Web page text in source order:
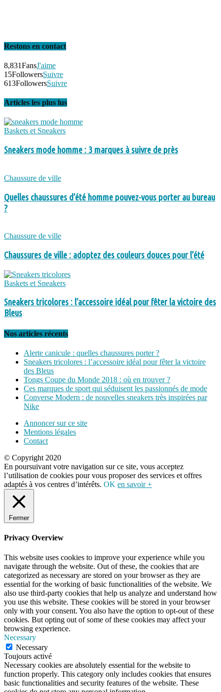
Restons en contact
8,831FansJ'aime
15FollowersSuivre
613FollowersSuivre
Articles les plus lus
Baskets et Sneakers
Sneakers mode homme : 3 marques à suivre de près
Chaussure de ville
Quelles chaussures d’été homme pouvez-vous porter au bureau
?
Chaussure de ville
Chaussures de ville : adoptez des couleurs douces pour l’été
Baskets et Sneakers
Sneakers tricolores : l’accessoire idéal pour fêter la victoire des
Bleus
Nos articles récents
Alerte canicule : quelles chaussures porter ?
Sneakers tricolores : l’accessoire idéal pour fêter la victoire
des Bleus
Tongs Coupe du Monde 2018 : où en trouver ?
Ces marques de sport qui séduisent les passionnés de mode
Converse Modern : de nouvelles sneakers très inspirées par
Nike
Annoncer sur ce site
Mentions légales
Contact
© Copyright 2020
En poursuivant votre navigation sur ce site, vous acceptez
l’utilisation de cookies pour vous proposer des services et offres
adaptés à vos centres d’intérêts. OK en savoir +
Fermer
Privacy Overview
This website uses cookies to improve your experience while you
navigate through the website. Out of these, the cookies that are
categorized as necessary are stored on your browser as they are
essential for the working of basic functionalities of the website. We
also use third-party cookies that help us analyze and understand how
you use this website. These cookies will be stored in your browser
only with your consent. You also have the option to opt-out of these
cookies. But opting out of some of these cookies may affect your
browsing experience.
Necessary
Necessary
Toujours activé
Necessary cookies are absolutely essential for the website to
function properly. This category only includes cookies that ensures
basic functionalities and security features of the website. These